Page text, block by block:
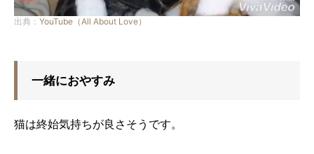
出典： YouTube（All About Love）
一緒におやすみ
猫は終始気持ちが良さそうです。